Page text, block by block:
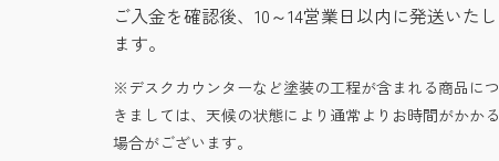
ご入金を確認後、10～14営業日以内に発送いたし
ます。
デスクカウンターなど塗装の工程が含まれる商品につ
きましては、天候の状態により通常よりお時間がかかる
場合がございます。